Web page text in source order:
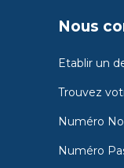
Nous
Etablir un
Trouvez
Numéro
Numéro